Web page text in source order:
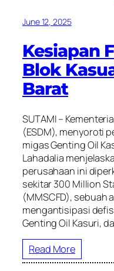
June 12, 2025
Kesiapan
Blok
Barat
SUTAMI –
(ESDM), menyoroti
migas Genting Oil
Lahadalia
perusahaan ini
sekitar 300 Million
(MMSCFD), sebuah
mengantisipasi
Genting Oil Kasuri,
Read More